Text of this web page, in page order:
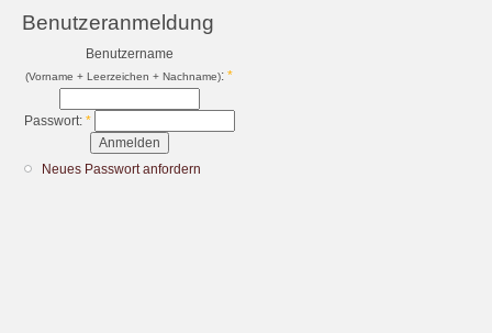
Benutzeranmeldung
Benutzername
(Vorname + Leerzeichen + Nachname): *
Passwort: *
Neues Passwort anfordern